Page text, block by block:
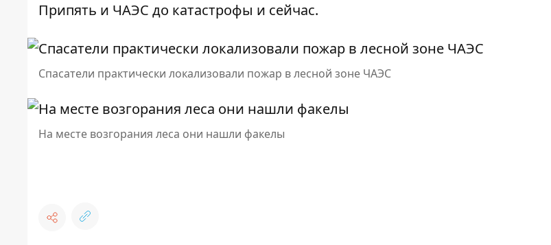
Припять и ЧАЭС до катастрофы и сейчас.
Спасатели практически локализовали пожар в лесной зоне ЧАЭС
На месте возгорания леса они нашли факелы